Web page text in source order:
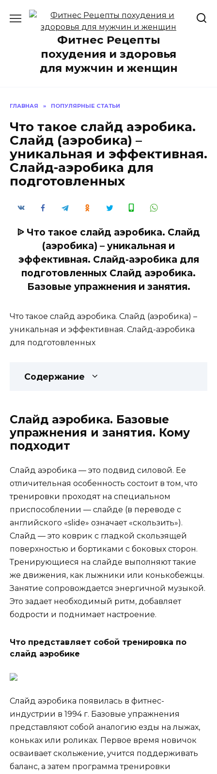
содержанию
Фитнес Рецепты
похудения и здоровья
для мужчин и женщин
ГЛАВНАЯ » ПОПУЛЯРНЫЕ СТАТЬИ
Что такое слайд аэробика.
Слайд (аэробика) –
уникальная и эффективная.
Слайд-аэробика для
подготовленных
ᐉ Что такое слайд аэробика. Слайд
(аэробика) – уникальная и
эффективная. Слайд-аэробика для
подготовленных Слайд аэробика.
Базовые упражнения и занятия.
Что такое слайд аэробика. Слайд (аэробика) –
уникальная и эффективная. Слайд-аэробика
для подготовленных
Содержание
Слайд аэробика. Базовые
упражнения и занятия. Кому
подходит
Слайд аэробика — это подвид силовой. Ее
отличительная особенность состоит в том, что
тренировки проходят на специальном
приспособлении — слайде (в переводе с
английского «slide» означает «скользить»).
Слайд — это коврик с гладкой скользящей
поверхностью и бортиками с боковых сторон.
Тренирующиеся на слайде выполняют такие
же движения, как лыжники или конькобежцы.
Занятие сопровождается энергичной музыкой.
Это задает необходимый ритм, добавляет
бодрости и поднимает настроение.
Что представляет собой тренировка по
слайд аэробике
Слайд аэробика появилась в фитнес-
индустрии в 1994 г. Базовые упражнения
представляют собой аналогию езды на лыжах,
коньках или роликах. Первое время новичок
осваивает скольжение, учится поддерживать
баланс, а затем программа тренировки